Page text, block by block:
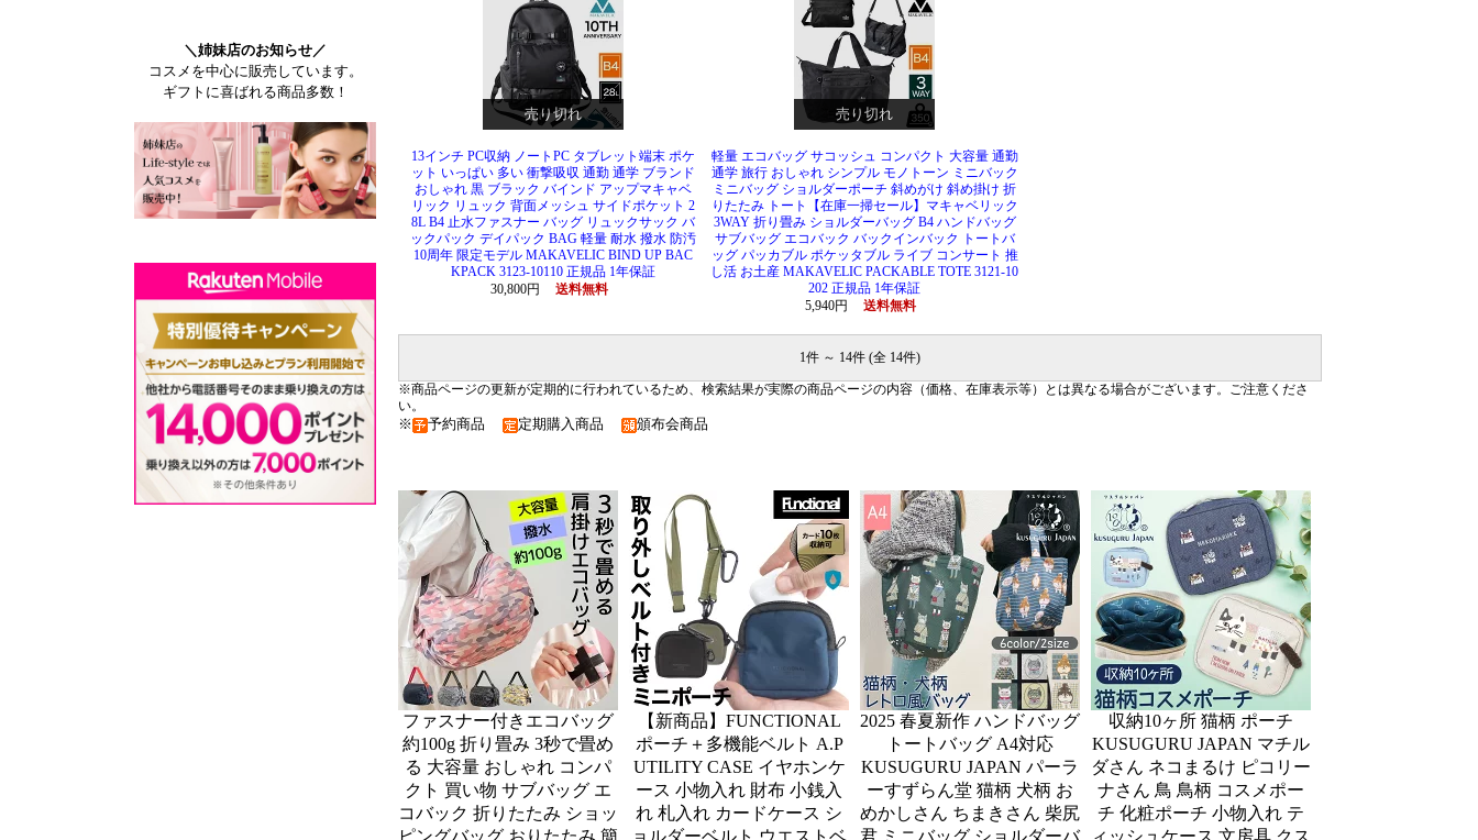
売り切れ 売り切れ
13インチ PC収納 ノートPC タブレット端末 ポケ
ット いっぱい 多い 衝撃吸収 通勤 通学 ブランド
おしゃれ 黒 ブラック バインド アップマキャベ
リック リュック 背面メッシュ サイドポケット 2
8L B4 止水ファスナー バッグ リュックサック バ
ックパック デイパック BAG 軽量 耐水 撥水 防汚
10周年 限定モデル MAKAVELIC BIND UP BAC
KPACK 3123-10110 正規品 1年保証
30,800円
送料無料
軽量 エコバッグ サコッシュ コンパクト 大容量 通勤
通学 旅行 おしゃれ シンプル モノトーン ミニバック
ミニバッグ ショルダーポーチ 斜めがけ 斜め掛け 折
りたたみ トート【在庫一掃セール】マキャベリック
3WAY 折り畳み ショルダーバッグ B4 ハンドバッグ
サブバッグ エコバック バックインバック トートバ
ッグ パッカブル ポケッタブル ライブ コンサート 推
し活 お土産 MAKAVELIC PACKABLE TOTE 3121-10
202 正規品 1年保証
5,940円
送料無料
1件 ～ 14件 (全 14件)
※商品ページの更新が定期的に行われているため、検索結果が実際の商品ページの内容（価格、在庫表示等）とは異なる場合がございます。ご注意くださ
い。
※ 予約商品 定期購入商品 頒布会商品
ファスナー付きエコバッグ
約100g 折り畳み 3秒で畳め
る 大容量 おしゃれ コンパ
クト 買い物 サブバッグ エ
コバック 折りたたみ ショッ
【新商品】FUNCTIONAL
ポーチ＋多機能ベルト A.P
UTILITY CASE イヤホンケ
ース 小物入れ 財布 小銭入
れ 札入れ カードケース シ
2025 春夏新作 ハンドバッグ
トートバッグ A4対応
KUSUGURU JAPAN パーラ
ーすずらん堂 猫柄 犬柄 お
めかしさん ちまきさん 柴尻
収納10ヶ所 猫柄 ポーチ
KUSUGURU JAPAN マチル
ダさん ネコまるけ ピコリー
ナさん 鳥 鳥柄 コスメポー
チ 化粧ポーチ 小物入れ テ